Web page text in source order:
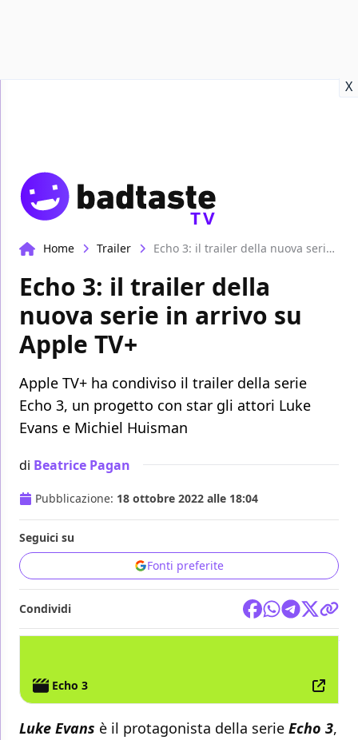
X
TV
Home Trailer Echo 3: il trailer della nuova serie in arrivo su Apple TV+
Echo 3: il trailer della
nuova serie in arrivo su
Apple TV+
Apple TV+ ha condiviso il trailer della serie
Echo 3, un progetto con star gli attori Luke
Evans e Michiel Huisman
di Beatrice Pagan
Pubblicazione: 18 ottobre 2022 alle 18:04
Seguici su
Fonti preferite
Condividi
Echo 3
Luke Evans è il protagonista della serie Echo 3,